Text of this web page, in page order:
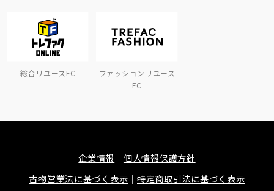
総合リユースEC
ファッションリユース
EC
企業情報
個人情報保護方針
古物営業法に基づく表示
特定商取引法に基づく表示